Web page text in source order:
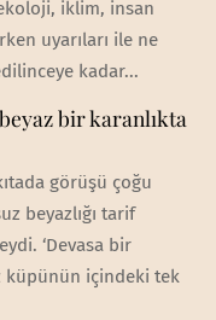
iklim, insan
uyarıları ile ne
kadar...
bir karanlıkta
görüşü çoğu
beyazlığı tarif
‘Devasa bir
küpünün içindeki tek